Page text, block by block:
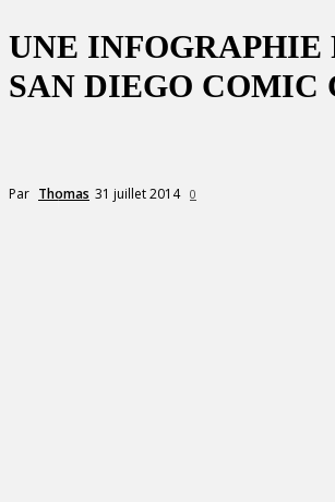
UNE INFOGRAPHIE
SAN DIEGO COMIC
Par Thomas 31 juillet 2014 0